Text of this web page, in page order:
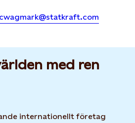
med ren
internationellt företag